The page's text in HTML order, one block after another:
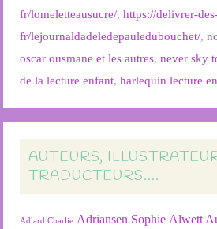
fr/lomeletteausucre/,https://delivrer-
fr/lejournaldadeledepauledubouchet/,
oscar ousmane et les autres,never sky
de la lecture enfant,harlequin lecture
AUTEURS,
TRADUCTEURS….
Adlard Charlie Adriansen Sophie Alwett